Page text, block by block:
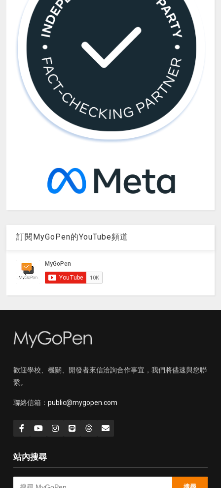
訂閱MyGoPen的YouTube頻道
歡迎學校、機關、開發者來信洽詢合作事宜，我們將儘速與您聯
繫。
聯絡信箱： public@mygopen.com
站內搜尋
搜尋